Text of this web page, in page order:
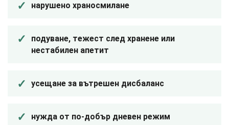
нарушено храносмилане
подуване, тежест след хранене или
нестабилен апетит
усещане за вътрешен дисбаланс
нужда от по-добър дневен режим